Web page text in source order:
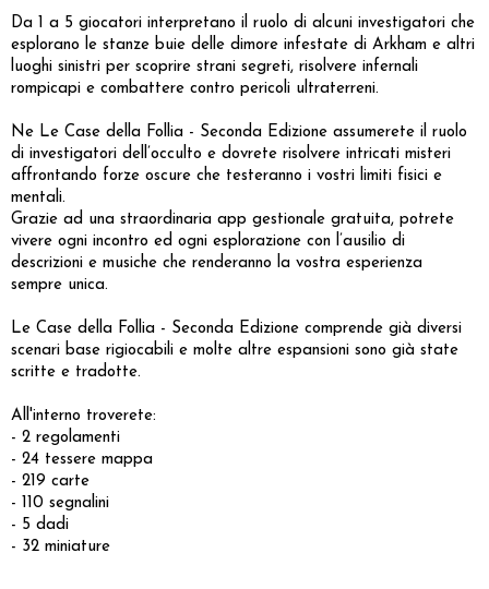
Da 1 a 5 giocatori interpretano il ruolo di alcuni investigatori che
esplorano le stanze buie delle dimore infestate di Arkham e altri
luoghi sinistri per scoprire strani segreti, risolvere infernali
rompicapi e combattere contro pericoli ultraterreni.
Ne Le Case della Follia - Seconda Edizione assumerete il ruolo
di investigatori dell’occulto e dovrete risolvere intricati misteri
affrontando forze oscure che testeranno i vostri limiti fisici e
mentali.
Grazie ad una straordinaria app gestionale gratuita, potrete
vivere ogni incontro ed ogni esplorazione con l’ausilio di
descrizioni e musiche che renderanno la vostra esperienza
sempre unica.
Le Case della Follia - Seconda Edizione comprende già diversi
scenari base rigiocabili e molte altre espansioni sono già state
scritte e tradotte.
All'interno troverete:
- 2 regolamenti
- 24 tessere mappa
- 219 carte
- 110 segnalini
- 5 dadi
- 32 miniature